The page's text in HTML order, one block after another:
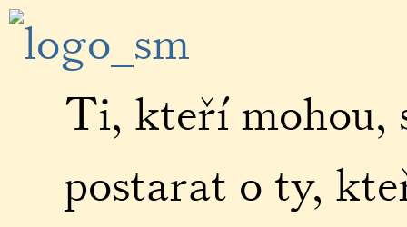
Ti, kteří mohou,
postarat o ty,